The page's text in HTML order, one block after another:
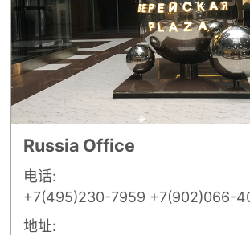
Russia Office
电话:
+7(495)230-7959 +7(902)066-
地址: